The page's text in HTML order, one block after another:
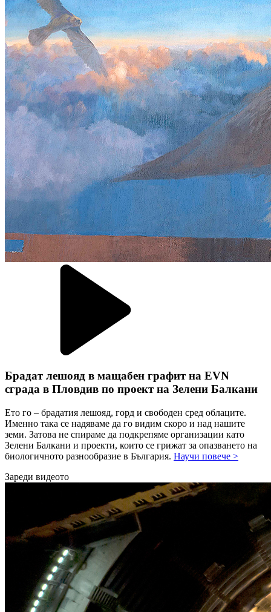
Брадат лешояд в мащабен графит на EVN
сграда в Пловдив по проект на Зелени Балкани
Ето го – брадатия лешояд, горд и свободен сред облаците.
Именно така се надяваме да го видим скоро и над нашите
земи. Затова не спираме да подкрепяме организации като
Зелени Балкани и проекти, които се грижат за опазването на
биологичното разнообразие в България. Научи повече >
Зареди видеото